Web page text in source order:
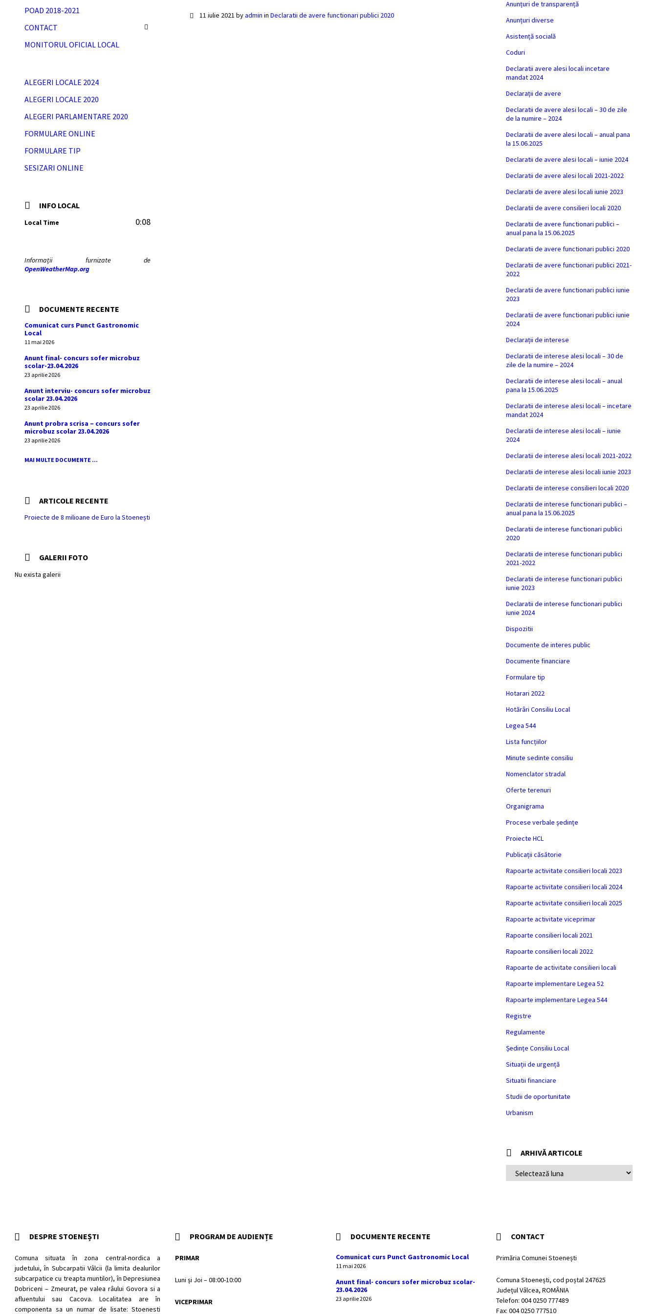
11 iulie 2021byadmin inDeclaratii de avere functionari publici 2020
POAD 2018-2021
CONTACT
MONITORUL OFICIAL LOCAL
ALEGERI LOCALE 2024
ALEGERI LOCALE 2020
ALEGERI PARLAMENTARE 2020
FORMULARE ONLINE
FORMULARE TIP
SESIZARI ONLINE
INFO LOCAL
Local Time 0:08
Informații furnizate de
OpenWeatherMap.org
DOCUMENTE RECENTE
Comunicat curs Punct Gastronomic
Local
11 mai 2026
Anunt final- concurs sofer microbuz
scolar-23.04.2026
23 aprilie 2026
Anunt interviu- concurs sofer microbuz
scolar 23.04.2026
23 aprilie 2026
Anunt probra scrisa – concurs sofer
microbuz scolar 23.04.2026
23 aprilie 2026
MAI MULTE DOCUMENTE ...
ARTICOLE RECENTE
Proiecte de 8 milioane de Euro la Stoenești
GALERII FOTO
Nu exista galerii
Anunțuri de transparență
Anunțuri diverse
Asistență socială
Coduri
Declaratii avere alesi locali incetare
mandat 2024
Declarații de avere
Declaratii de avere alesi locali – 30 de zile
de la numire – 2024
Declaratii de avere alesi locali – anual pana
la 15.06.2025
Declaratii de avere alesi locali – iunie 2024
Declaratii de avere alesi locali 2021-2022
Declaratii de avere alesi locali iunie 2023
Declaratii de avere consilieri locali 2020
Declaratii de avere functionari publici –
anual pana la 15.06.2025
Declaratii de avere functionari publici 2020
Declaratii de avere functionari publici 2021-
2022
Declaratii de avere functionari publici iunie
2023
Declaratii de avere functionari publici iunie
2024
Declarații de interese
Declaratii de interese alesi locali – 30 de
zile de la numire – 2024
Declaratii de interese alesi locali – anual
pana la 15.06.2025
Declaratii de interese alesi locali – incetare
mandat 2024
Declaratii de interese alesi locali – iunie
2024
Declaratii de interese alesi locali 2021-2022
Declaratii de interese alesi locali iunie 2023
Declaratii de interese consilieri locali 2020
Declaratii de interese functionari publici –
anual pana la 15.06.2025
Declaratii de interese functionari publici
2020
Declaratii de interese functionari publici
2021-2022
Declaratii de interese functionari publici
iunie 2023
Declaratii de interese functionari publici
iunie 2024
Dispozitii
Documente de interes public
Documente financiare
Formulare tip
Hotarari 2022
Hotărâri Consiliu Local
Legea 544
Lista funcțiilor
Minute sedinte consiliu
Nomenclator stradal
Oferte terenuri
Organigrama
Procese verbale ședințe
Proiecte HCL
Publicații căsătorie
Rapoarte activitate consilieri locali 2023
Rapoarte activitate consilieri locali 2024
Rapoarte activitate consilieri locali 2025
Rapoarte activitate viceprimar
Rapoarte consilieri locali 2021
Rapoarte consilieri locali 2022
Rapoarte de activitate consilieri locali
Rapoarte implementare Legea 52
Rapoarte implementare Legea 544
Registre
Regulamente
Ședințe Consiliu Local
Situații de urgență
Situatii financiare
Studii de oportunitate
Urbanism
ARHIVĂ ARTICOLE
ARTICOLE
DESPRE STOENEȘTI
Comuna situata în zona central-nordica a
judetului, în Subcarpatii Vâlcii (la limita dealurilor
subcarpatice cu treapta muntilor), în Depresiunea
Dobriceni – Zmeurat, pe valea râului Govora si a
afluentului sau Cacova. Localitatea are în
componenta sa un numar de lisate: Stoenesti
PROGRAM DE AUDIENȚE
PRIMAR
Luni și Joi – 08:00-10:00
VICEPRIMAR
DOCUMENTE RECENTE
Comunicat curs Punct Gastronomic Local
11 mai 2026
Anunt final- concurs sofer microbuz scolar-
23.04.2026
23 aprilie 2026
CONTACT
Primăria Comunei Stoenești
Comuna Stoenești, cod poștal 247625
Județul Vâlcea, ROMÂNIA
Telefon: 004 0250 777489
Fax: 004 0250 777510